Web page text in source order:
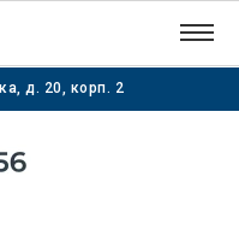
д. 20, корп. 2